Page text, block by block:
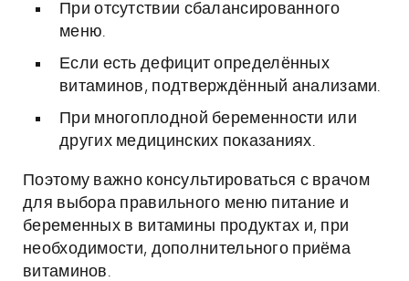
При отсутствии сбалансированного
меню.
Если есть дефицит определённых
витаминов, подтверждённый анализами.
При многоплодной беременности или
других медицинских показаниях.
Поэтому важно консультироваться с врачом
для выбора правильного меню питание и
беременных в витамины продуктах и, при
необходимости, дополнительного приёма
витаминов.